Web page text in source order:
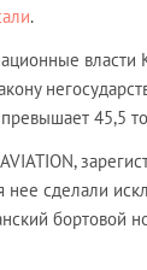
.
власти
превышает 45,5
нее сделали
бортовой